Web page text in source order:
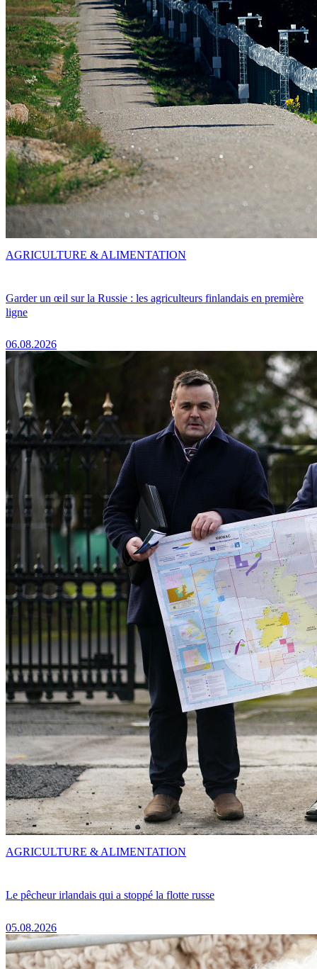
Garder un œil sur la Russie : les agriculteurs finlandais en première
ligne
06.08.2026
AGRICULTURE & ALIMENTATION
Le pêcheur irlandais qui a stoppé la flotte russe
05.08.2026
AGRICULTURE & ALIMENTATION